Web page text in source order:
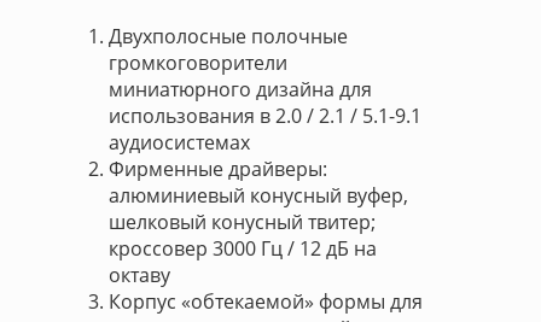
Двухполосные полочные
громкоговорители
миниатюрного дизайна для
использования в 2.0 / 2.1 / 5.1-9.1
аудиосистемах
Фирменные драйверы:
алюминиевый конусный вуфер,
шелковый конусный твитер;
кроссовер 3000 Гц / 12 дБ на
октаву
Корпус «обтекаемой» формы для